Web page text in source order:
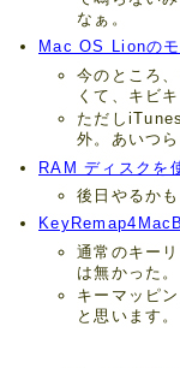
なぁ。
Mac OS Lionの
今のところ
くて、キビ
ただし
外。あいつ
RAM ディスクを
後日やるかも
通常のキー
は無かった。
キーマッピ
と思います。